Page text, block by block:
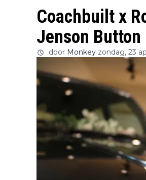
Coachbuilt x
Jenson Button
door Monkey zondag, 23